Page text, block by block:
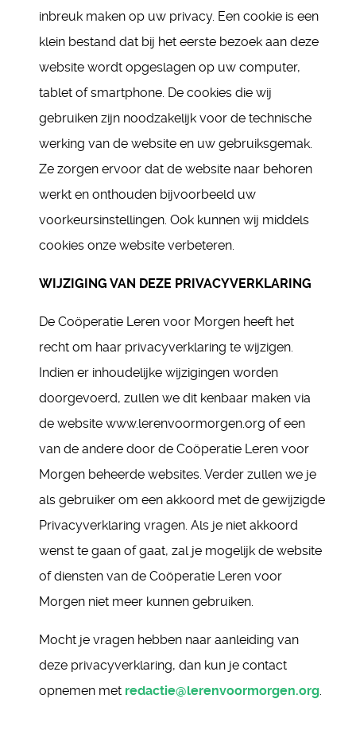
inbreuk maken op uw privacy. Een cookie is een
klein bestand dat bij het eerste bezoek aan deze
website wordt opgeslagen op uw computer,
tablet of smartphone. De cookies die wij
gebruiken zijn noodzakelijk voor de technische
werking van de website en uw gebruiksgemak.
Ze zorgen ervoor dat de website naar behoren
werkt en onthouden bijvoorbeeld uw
voorkeursinstellingen. Ook kunnen wij middels
cookies onze website verbeteren.
WIJZIGING VAN DEZE PRIVACYVERKLARING
De Coöperatie Leren voor Morgen heeft het
recht om haar privacyverklaring te wijzigen.
Indien er inhoudelijke wijzigingen worden
doorgevoerd, zullen we dit kenbaar maken via
de website www.lerenvoormorgen.org of een
van de andere door de Coöperatie Leren voor
Morgen beheerde websites. Verder zullen we je
als gebruiker om een akkoord met de gewijzigde
Privacyverklaring vragen. Als je niet akkoord
wenst te gaan of gaat, zal je mogelijk de website
of diensten van de Coöperatie Leren voor
Morgen niet meer kunnen gebruiken.
Mocht je vragen hebben naar aanleiding van
deze privacyverklaring, dan kun je contact
opnemen met redactie@lerenvoormorgen.org.